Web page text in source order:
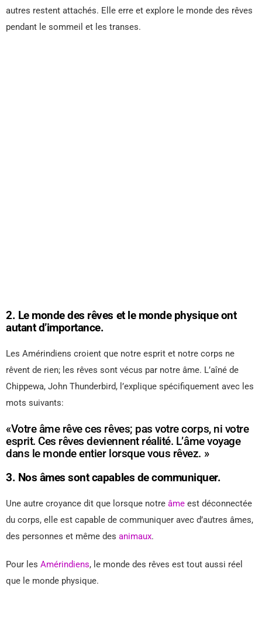
autres restent attachés. Elle erre et explore le monde des rêves
pendant le sommeil et les transes.
2. Le monde des rêves et le monde physique ont
autant d’importance.
Les Amérindiens croient que notre esprit et notre corps ne
rêvent de rien; les rêves sont vécus par notre âme. L’aîné de
Chippewa, John Thunderbird, l’explique spécifiquement avec les
mots suivants:
«Votre âme rêve ces rêves; pas votre corps, ni votre
esprit. Ces rêves deviennent réalité. L’âme voyage
dans le monde entier lorsque vous rêvez. »
3. Nos âmes sont capables de communiquer.
Une autre croyance dit que lorsque notre âme est déconnectée
du corps, elle est capable de communiquer avec d’autres âmes,
des personnes et même des animaux.
Pour les Amérindiens, le monde des rêves est tout aussi réel
que le monde physique.